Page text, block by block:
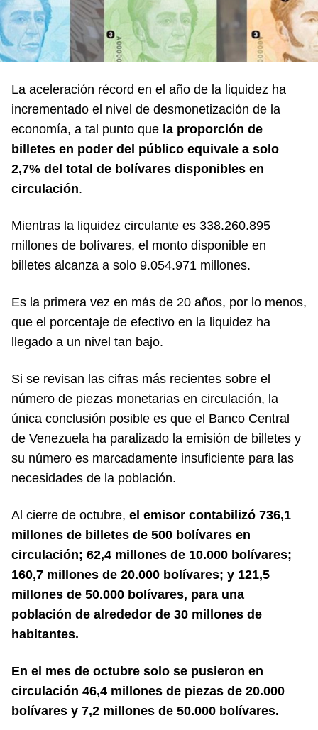
La aceleración récord en el año de la liquidez ha
incrementado el nivel de desmonetización de la
economía, a tal punto que la proporción de
billetes en poder del público equivale a solo
2,7% del total de bolívares disponibles en
circulación.
Mientras la liquidez circulante es 338.260.895
millones de bolívares, el monto disponible en
billetes alcanza a solo 9.054.971 millones.
Es la primera vez en más de 20 años, por lo menos,
que el porcentaje de efectivo en la liquidez ha
llegado a un nivel tan bajo.
Si se revisan las cifras más recientes sobre el
número de piezas monetarias en circulación, la
única conclusión posible es que el Banco Central
de Venezuela ha paralizado la emisión de billetes y
su número es marcadamente insuficiente para las
necesidades de la población.
Al cierre de octubre, el emisor contabilizó 736,1
millones de billetes de 500 bolívares en
circulación; 62,4 millones de 10.000 bolívares;
160,7 millones de 20.000 bolívares; y 121,5
millones de 50.000 bolívares, para una
población de alrededor de 30 millones de
habitantes.
En el mes de octubre solo se pusieron en
circulación 46,4 millones de piezas de 20.000
bolívares y 7,2 millones de 50.000 bolívares.